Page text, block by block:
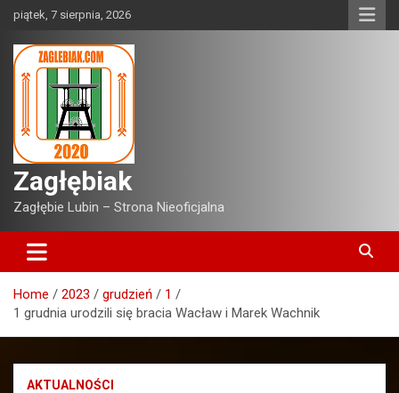
Skip
content
piątek, 7 sierpnia, 2026
Zagłębiak
Zagłębie Lubin – Strona Nieoficjalna
Home 2023 grudzień
1
1 grudnia urodzili się bracia Wacław i Marek Wachnik
AKTUALNOŚCI